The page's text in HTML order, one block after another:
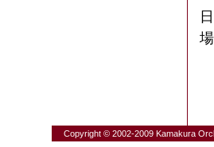
Copyright © 2002-2009 Kamakura